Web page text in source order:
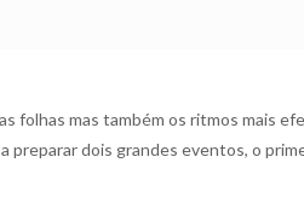
folhas mas também os ritmos mais
preparar dois grandes eventos, o